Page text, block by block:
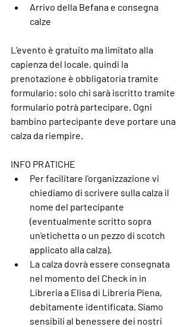
Arrivo della Befana e consegna
calze
L’evento è gratuito ma limitato alla
capienza del locale, quindi la
prenotazione è obbligatoria tramite
formulario: solo chi sarà iscritto tramite
formulario potrà partecipare. Ogni
bambino partecipante deve portare una
calza da riempire.
INFO PRATICHE
Per facilitare l'organizzazione vi
chiediamo di scrivere sulla calza il
nome del partecipante
(eventualmente scritto sopra
un’etichetta o un pezzo di scotch
applicato alla calza).
La calza dovrà essere consegnata
nel momento del Check in in
Libreria a Elisa di Libreria Piena,
debitamente identificata. Siamo
sensibili al benessere dei nostri